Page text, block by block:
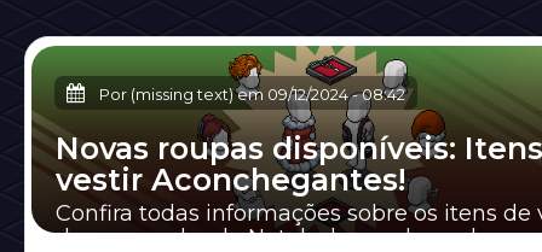
Por (missing text) em 09/12/2024-08:42
Novas roupas disponíveis:
vestir Aconchegantes!
Confira todas informações sobre os itens de
da campanha do Natal, eles acabam de ser